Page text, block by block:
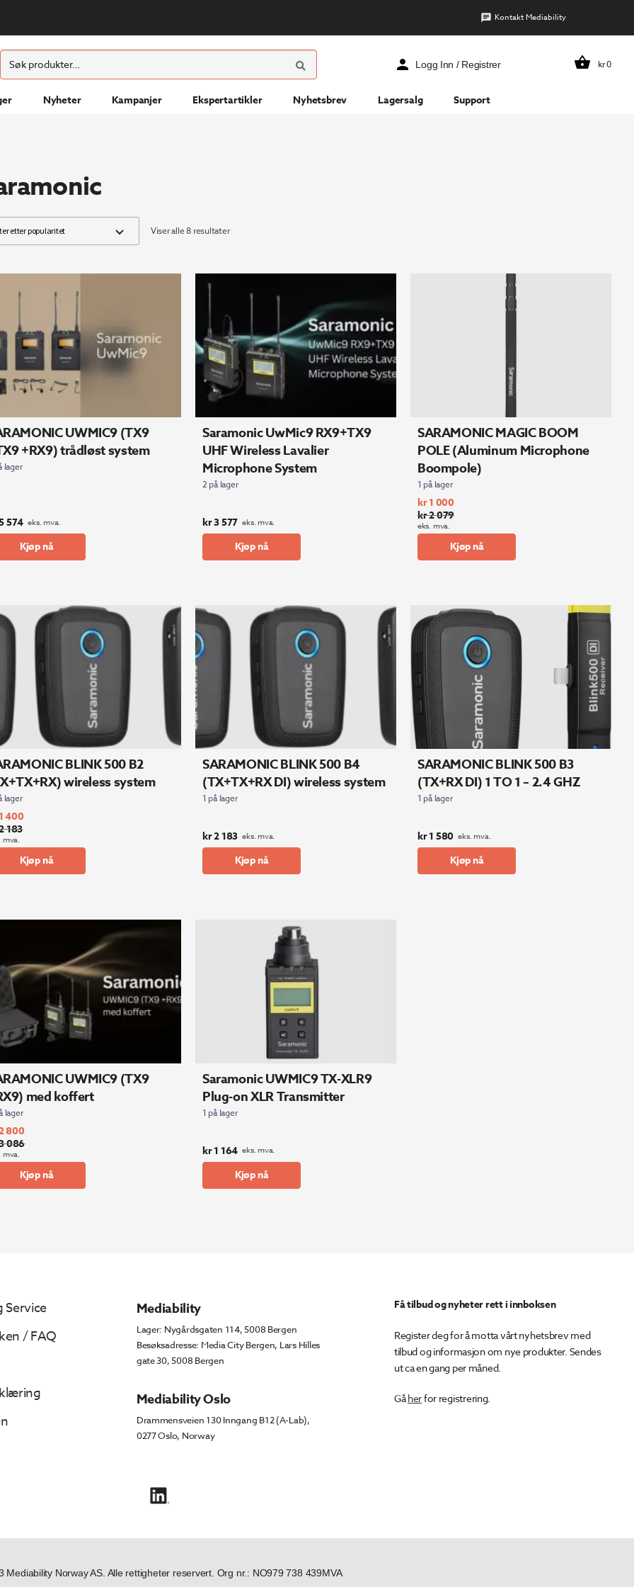
Kontakt Mediability
Søk
etter:
Logg Inn / Registrer kr0
Nyheter Kampanjer Ekspertartikler Nyhetsbrev Lagersalg Support
Viser alle 8 resultaterSortert
UWMIC9 (TX9
+RX9) trådløst system
lager
574 eks. mva.
Kjøp nå
Saramonic UwMic9 RX9+TX9
UHF Wireless Lavalier
Microphone System
2 på lager
kr3 577 eks. mva.
Kjøp nå
SARAMONIC MAGIC BOOM
POLE (Aluminum Microphone
Boompole)
1 på lager
kr2 079
Opprinnelig
pris
kr1 000
Nåværende
pris
eks. mva.
Kjøp nå
BLINK 500 B2
wireless system
lager
183
400
mva.
Kjøp nå
SARAMONIC BLINK 500 B4
(TX+TX+RX DI) wireless system
1 på lager
kr2 183 eks. mva.
Kjøp nå
SARAMONIC BLINK 500 B3
(TX+RX DI) 1 TO 1 – 2.4 GHZ
1 på lager
kr1 580 eks. mva.
Kjøp nå
UWMIC9 (TX9
med koffert
lager
086
800
mva.
Kjøp nå
Saramonic UWMIC9 TX-XLR9
Plug-on XLR Transmitter
1 på lager
kr1 164 eks. mva.
Kjøp nå
Service
/ FAQ
Mediability
Lager: Nygårdsgaten 114, 5008 Bergen
Besøksadresse: Media City Bergen, Lars Hilles
gate 30, 5008 Bergen
Mediability Oslo
Drammensveien 130 Inngang B12 (A-Lab),
0277 Oslo, Norway
Få tilbud og nyheter rett i innboksen
Register deg for å motta vårt nyhetsbrev med
tilbud og informasjon om nye produkter. Sendes
ut ca en gang per måned.
Gåherfor registrering.
Mediability Norway AS. Alle rettigheter reservert. Org nr.: NO979 738 439MVA